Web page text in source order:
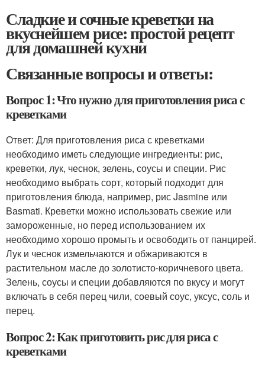
Сладкие и сочные креветки на
вкуснейшем рисе: простой рецепт
для домашней кухни
Связанные вопросы и ответы:
Вопрос 1: Что нужно для приготовления риса с
креветками
Ответ: Для приготовления риса с креветками
необходимо иметь следующие ингредиенты: рис,
креветки, лук, чеснок, зелень, соусы и специи. Рис
необходимо выбрать сорт, который подходит для
приготовления блюда, например, рис Jasmine или
Basmati. Креветки можно использовать свежие или
замороженные, но перед использованием их
необходимо хорошо промыть и освободить от панцирей.
Лук и чеснок измельчаются и обжариваются в
растительном масле до золотисто-коричневого цвета.
Зелень, соусы и специи добавляются по вкусу и могут
включать в себя перец чили, соевый соус, уксус, соль и
перец.
Вопрос 2: Как приготовить рис для риса с
креветками